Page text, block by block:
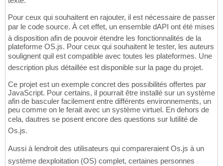
Pour ceux qui souhaitent en rajouter, il est nécessaire de passer
par le code source. À cet effet, un ensemble dAPI ont été mises
à disposition afin de pouvoir étendre les fonctionnalités de la
plateforme OS.js. Pour ceux qui souhaitent le tester, les auteurs
soulignent quil est compatible avec toutes les plateformes. Une
description plus détaillée est disponible sur la page du projet.
Ce projet est un exemple concret des possibilités offertes par
JavaScript. Pour certains, il pourrait être installé sur un système
afin de basculer facilement entre différents environnements, un
peu comme on le ferait avec un système virtuel. En dehors de
cela, dautres se posent encore des questions sur lutilité de
Os.js.
Aussi à lendroit des utilisateurs qui compareraient Os.js à un
système dexploitation (OS) complet, certaines personnes